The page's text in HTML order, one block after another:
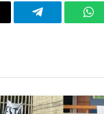
Telegram